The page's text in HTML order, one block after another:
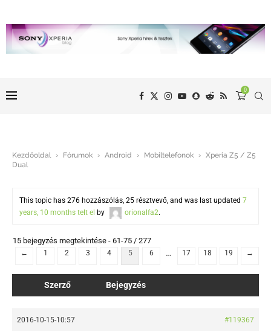
0
Kezdőoldal › Fórumok › Android › Mobiltelefonok › Xperia Z5 / Z5
Dual
This topic has 276 hozzászólás, 25 résztvevő, and was last updated 7
years, 10 months telt el by orionalfa2.
15 bejegyzés megtekintése - 61-75 / 277
← 1 2 3 4 5 6 … 17 18 19 →
Szerző Bejegyzés
2016-10-15-10:57 #119367